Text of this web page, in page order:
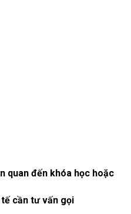
quan đến khóa học hoặc
cần tư vấn gọi